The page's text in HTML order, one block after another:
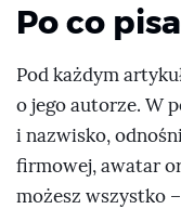
Po co
Pod każdym
o jego autorze. W
i nazwisko,
firmowej, awatar
możesz wszystko